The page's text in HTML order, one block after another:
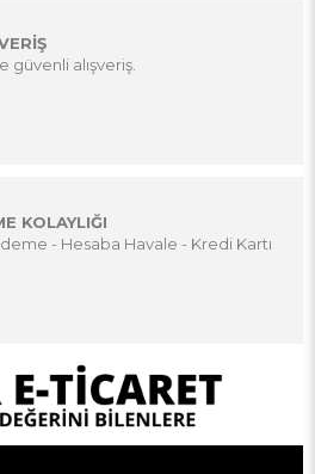
güvenli alışveriş.
KOLAYLIĞI
- Hesaba Havale - Kredi Kartı